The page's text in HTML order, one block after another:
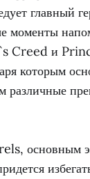
главный
моменты
Creed и
которым
различные
основным